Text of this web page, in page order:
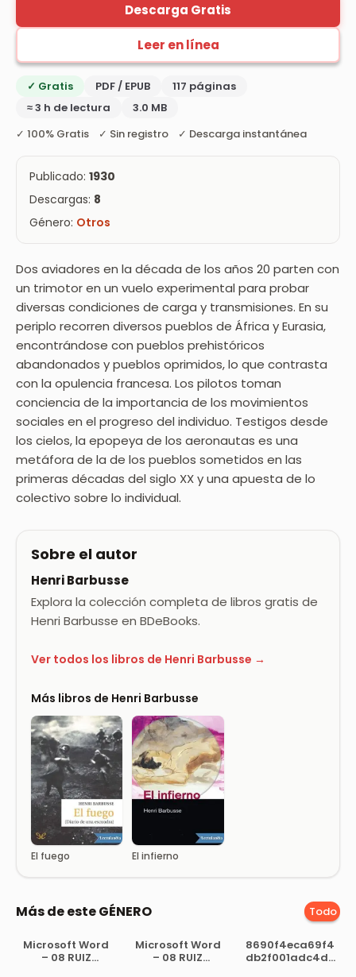
Descarga Gratis
Leer en línea
✓ Gratis PDF / EPUB
117 páginas
≈ 3 h de lectura
3.0 MB
✓ 100% Gratis ✓ Sin registro ✓ Descarga instantánea
Publicado: 1930
Descargas: 8
Género: Otros
Dos aviadores en la década de los años 20 parten con
un trimotor en un vuelo experimental para probar
diversas condiciones de carga y transmisiones. En su
periplo recorren diversos pueblos de África y Eurasia,
encontrándose con pueblos prehistóricos
abandonados y pueblos oprimidos, lo que contrasta
con la opulencia francesa. Los pilotos toman
conciencia de la importancia de los movimientos
sociales en el progreso del individuo. Testigos desde
los cielos, la epopeya de los aeronautas es una
metáfora de la de los pueblos sometidos en las
primeras décadas del siglo XX y una apuesta de lo
colectivo sobre lo individual.
Sobre el autor
Henri Barbusse
Explora la colección completa de libros gratis de
Henri Barbusse en BDeBooks.
Ver todos los libros de Henri Barbusse →
Más libros de Henri Barbusse
El fuego El infierno
Más de este GÉNERO Todo
Microsoft Word
– 08 RUIZ
Microsoft Word
– 08 RUIZ
8690f4eca69f4
db2f001adc4dc